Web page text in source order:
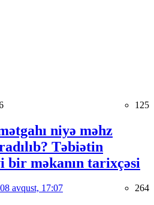
125
niyə məhz
Təbiətin
bir məkanın tarixçəsi
08 avqust, 17:07 264